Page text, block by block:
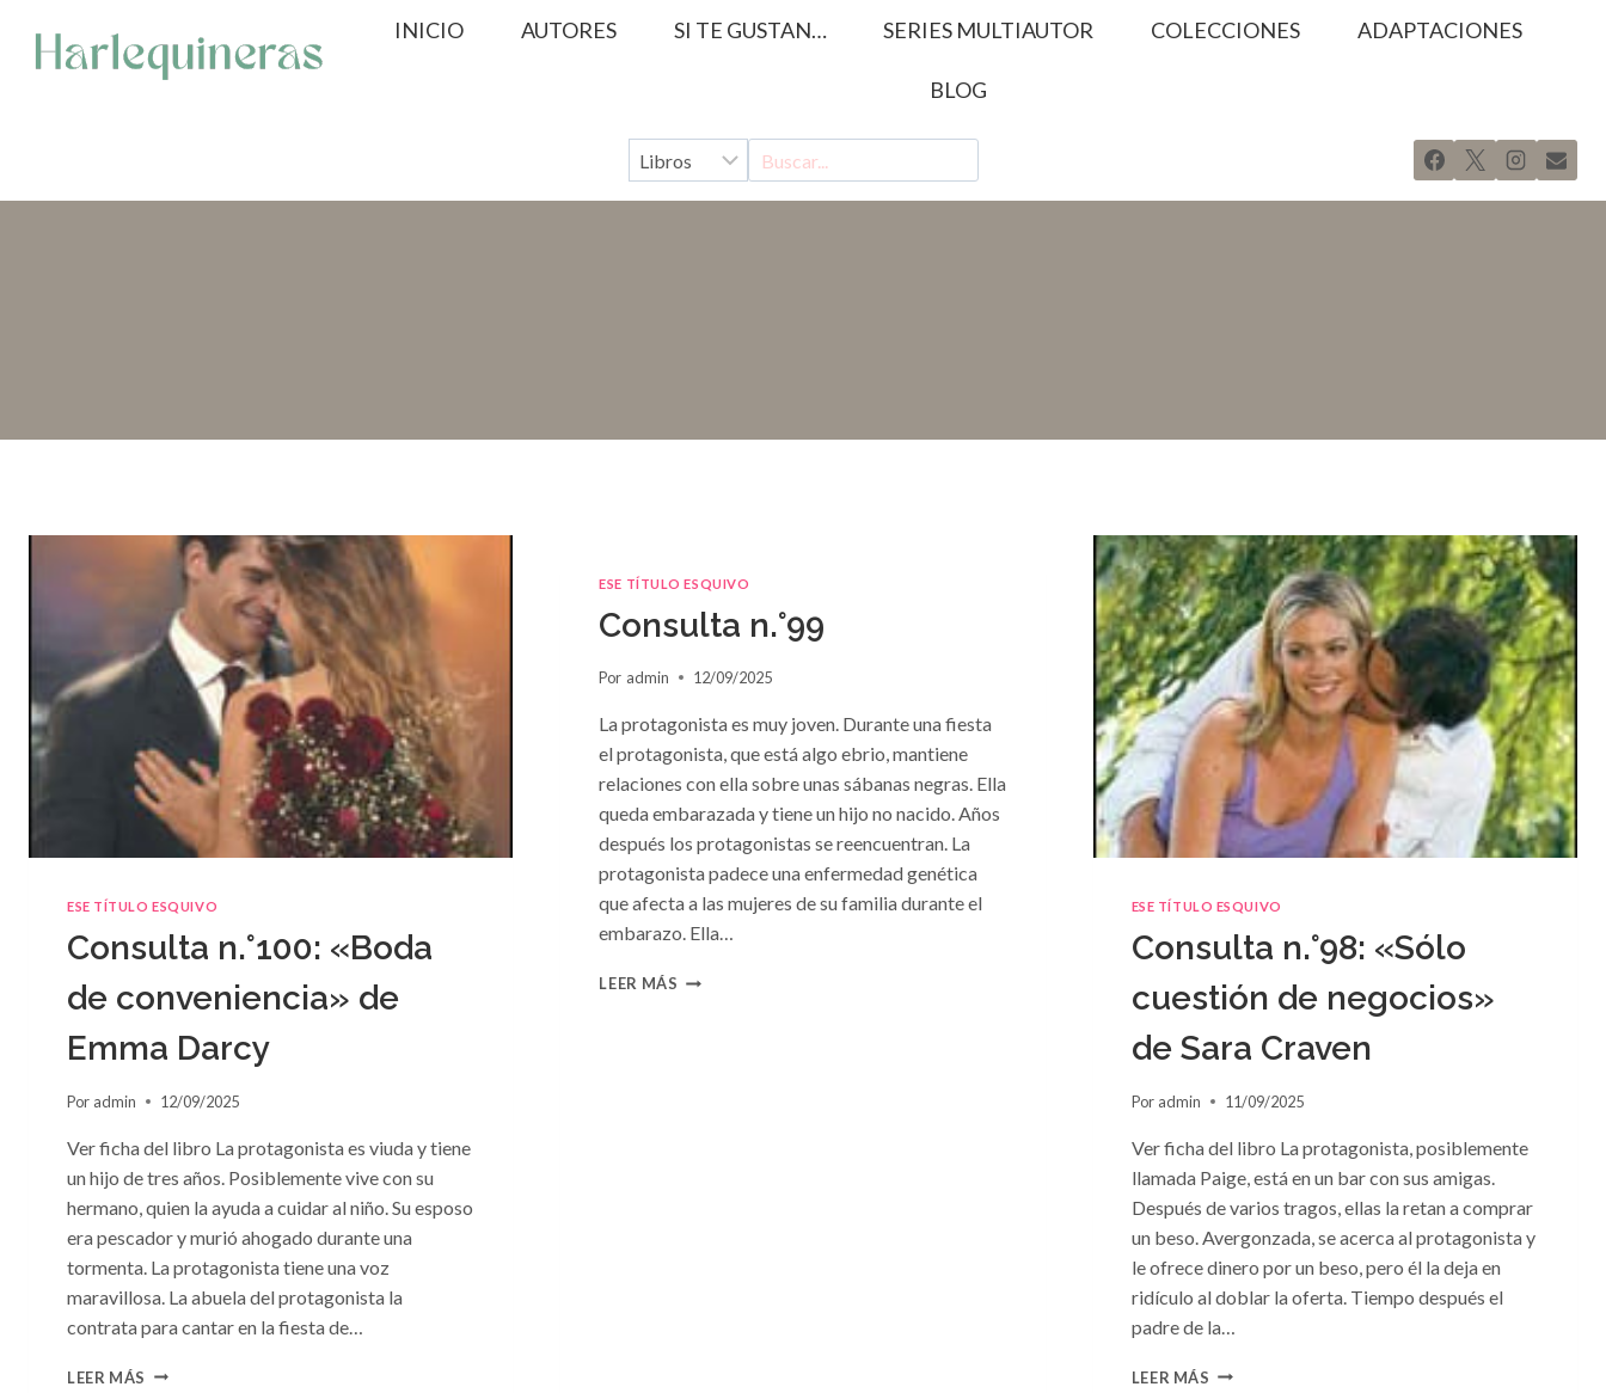
contenido
INICIO AUTORES SI TE GUSTAN… SERIES MULTIAUTOR COLECCIONES ADAPTACIONES
BLOG
ESE TÍTULO ESQUIVO
Consulta n.°100: «Boda
de conveniencia» de
Emma Darcy
Por admin 12/09/2025
Ver ficha del libro La protagonista es viuda y tiene
un hijo de tres años. Posiblemente vive con su
hermano, quien la ayuda a cuidar al niño. Su esposo
era pescador y murió ahogado durante una
tormenta. La protagonista tiene una voz
maravillosa. La abuela del protagonista la
contrata para cantar en la fiesta de…
LEER MÁS CONSULTA
ESE TÍTULO ESQUIVO
Consulta n.°99
Por admin 12/09/2025
La protagonista es muy joven. Durante una fiesta
el protagonista, que está algo ebrio, mantiene
relaciones con ella sobre unas sábanas negras. Ella
queda embarazada y tiene un hijo no nacido. Años
después los protagonistas se reencuentran. La
protagonista padece una enfermedad genética
que afecta a las mujeres de su familia durante el
embarazo. Ella…
LEER MÁS CONSULTA
ESE TÍTULO ESQUIVO
Consulta n.°98: «Sólo
cuestión de negocios»
de Sara Craven
Por admin 11/09/2025
Ver ficha del libro La protagonista, posiblemente
llamada Paige, está en un bar con sus amigas.
Después de varios tragos, ellas la retan a comprar
un beso. Avergonzada, se acerca al protagonista y
le ofrece dinero por un beso, pero él la deja en
ridículo al doblar la oferta. Tiempo después el
padre de la…
LEER MÁS CONSULTA